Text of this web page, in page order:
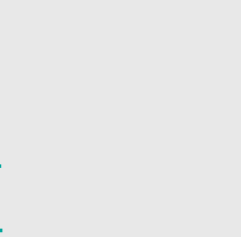
ビスについて
ーグ2026/27シーズン試
リーグ 2026/27シーズン
ティ